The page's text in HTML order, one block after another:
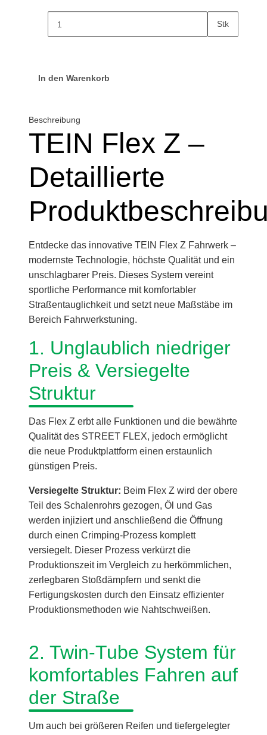
Stk
In den Warenkorb
Beschreibung
TEIN Flex Z –
Detaillierte
Entdecke das innovative TEIN Flex Z Fahrwerk –
modernste Technologie, höchste Qualität und ein
unschlagbarer Preis. Dieses System vereint
sportliche Performance mit komfortabler
Straßentauglichkeit und setzt neue Maßstäbe im
Bereich Fahrwerkstuning.
1. Unglaublich niedriger
Preis & Versiegelte
Struktur
Das Flex Z erbt alle Funktionen und die bewährte
Qualität des STREET FLEX, jedoch ermöglicht
die neue Produktplattform einen erstaunlich
günstigen Preis.
Versiegelte Struktur: Beim Flex Z wird der obere
Teil des Schalenrohrs gezogen, Öl und Gas
werden injiziert und anschließend die Öffnung
durch einen Crimping-Prozess komplett
versiegelt. Dieser Prozess verkürzt die
Produktionszeit im Vergleich zu herkömmlichen,
zerlegbaren Stoßdämpfern und senkt die
Fertigungskosten durch den Einsatz effizienter
Produktionsmethoden wie Nahtschweißen.
2. Twin-Tube System für
komfortables Fahren auf
der Straße
Um auch bei größeren Reifen und tiefergelegter